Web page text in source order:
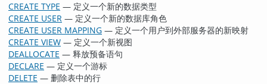
CREATE TYPE — 定义一个新的数据类型
CREATE USER — 定义一个新的数据库角色
CREATE USER MAPPING — 定义一个用户到外部服务器的新映射
CREATE VIEW — 定义一个新视图
DEALLOCATE — 释放预备语句
DECLARE — 定义一个游标
DELETE — 删除表中的行